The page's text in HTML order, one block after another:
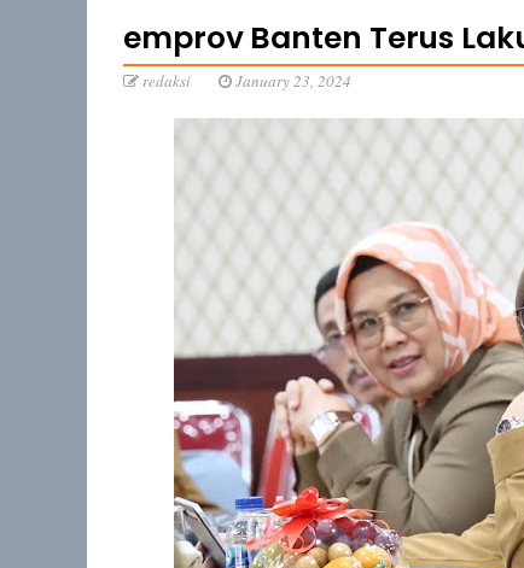
emprov Banten Terus
redaksi January 23, 2024